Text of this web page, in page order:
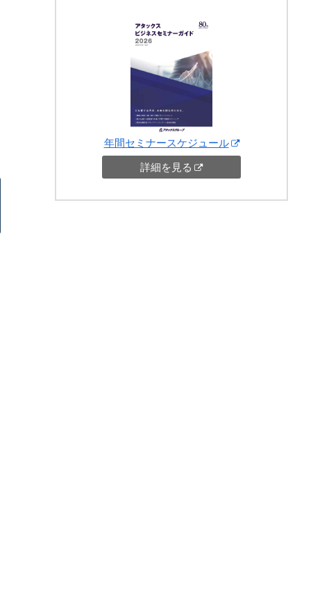
年間セミナースケジュール
詳細を見る